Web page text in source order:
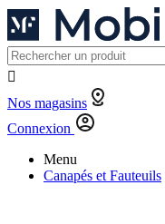

Nos magasins
Connexion
Menu
Canapés et Fauteuils